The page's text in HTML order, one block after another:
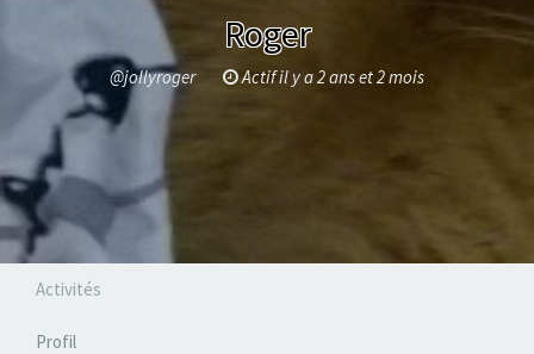
Roger
@jollyroger Actif il y a 2 ans et 2 mois
Activités
Profil